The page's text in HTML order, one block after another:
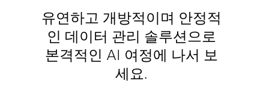
유연하고 개방적이며 안정적
인 데이터 관리 솔루션으로
본격적인 AI 여정에 나서 보
세요.